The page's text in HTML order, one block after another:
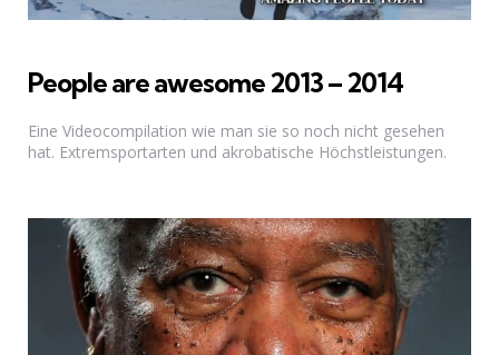
People are awesome 2013 – 2014
Eine Videocompilation wie man sie so noch nicht gesehen
hat. Extremsportarten und akrobatische Höchstleistungen.